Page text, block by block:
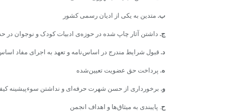
ب. متدین به یکی از ادیان رسمی کشور
ج. داشتن آثار چاپ شده در حوزه‌ی ادبیات کودک و نوجوان در
د. قبول شرایط مندرج در اساس‌نامه و تعهد به اجرای مفاد
ه. پرداخت حق عضویت تعیین‌شده
و. برخورداری از حسن شهرت حرفه‌ای و نداشتن سوءپیشینه
ح. پایبندی به میثاق‌ها و اهداف انجمن